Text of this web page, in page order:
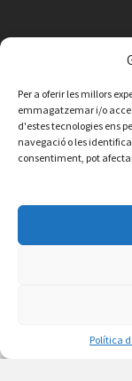
Per a oferir les millors
emmagatzemar i/o
d'estes tecnologies ens
navegació o les
consentiment, pot
Política